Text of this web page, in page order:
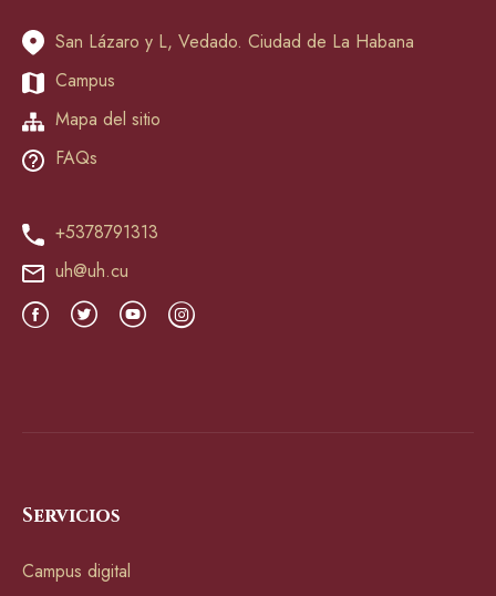
San Lázaro y L, Vedado. Ciudad de La Habana
Campus
Mapa del sitio
FAQs
+5378791313
uh@uh.cu
Servicios
Campus digital